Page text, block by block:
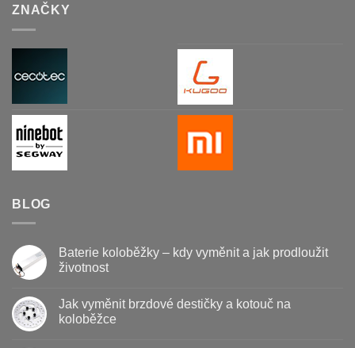
ZNAČKY
BLOG
Baterie koloběžky – kdy vyměnit a jak prodloužit
životnost
textu
s
Jak vyměnit brzdové destičky a kotouč na
koloběžce